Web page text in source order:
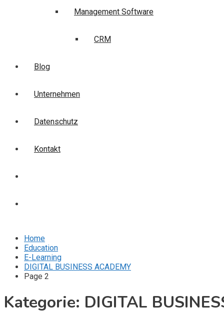
Management Software
CRM
Blog
Unternehmen
Datenschutz
Kontakt
Home
Education
E-Learning
DIGITAL BUSINESS ACADEMY
Page 2
Kategorie: DIGITAL